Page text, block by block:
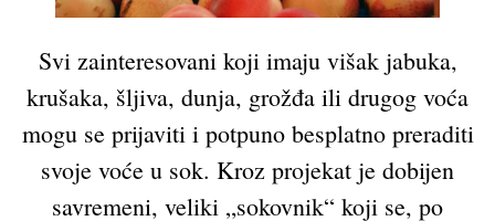
Svi zainteresovani koji imaju višak jabuka,
krušaka, šljiva, dunja, grožđa ili drugog voća
mogu se prijaviti i potpuno besplatno preraditi
svoje voće u sok. Kroz projekat je dobijen
savremeni, veliki „sokovnik“ koji se, po